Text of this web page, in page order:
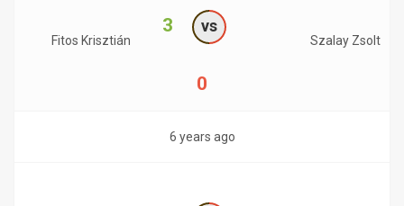
Fitos Krisztián
3 vs
0
Szalay Zsolt
6 years ago